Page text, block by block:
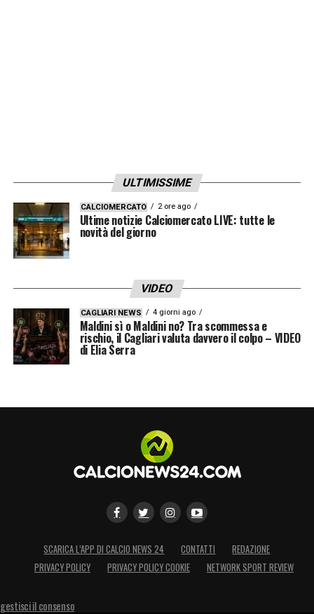
ULTIMISSIME
CALCIOMERCATO 2 ore ago
Ultime notizie Calciomercato LIVE: tutte le
novità del giorno
VIDEO
CAGLIARI NEWS 4 giorni ago
Maldini sì o Maldini no? Tra scommessa e
rischio, il Cagliari valuta davvero il colpo – VIDEO
di Elia Serra
SCARICA L’APP DI CALCIO NEWS 24 CONTATTI
REDAZIONE
PRIVACY POLICY
PRIVACY POLICY COOKIE NETWORK SPORT REVIEW
gestisci il consenso